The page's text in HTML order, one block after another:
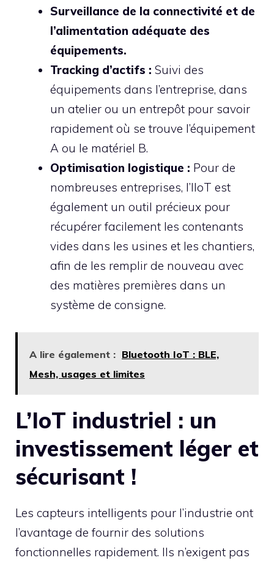
Surveillance de la connectivité et de
l’alimentation adéquate des
équipements.
Tracking d’actifs : Suivi des
équipements dans l’entreprise, dans
un atelier ou un entrepôt pour savoir
rapidement où se trouve l’équipement
A ou le matériel B.
Optimisation logistique : Pour de
nombreuses entreprises, l’IIoT est
également un outil précieux pour
récupérer facilement les contenants
vides dans les usines et les chantiers,
afin de les remplir de nouveau avec
des matières premières dans un
système de consigne.
A lire également : Bluetooth IoT : BLE,
Mesh, usages et limites
L’IoT industriel : un
investissement léger et
sécurisant !
Les capteurs intelligents pour l’industrie ont
l’avantage de fournir des solutions
fonctionnelles rapidement. Ils n’exigent pas